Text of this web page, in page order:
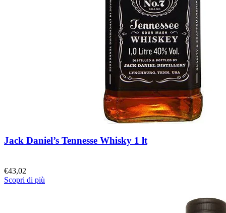
Jack Daniel’s Tennesse Whisky 1 lt
€43,02
Scopri di più